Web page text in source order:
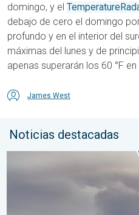
domingo, y el
debajo de cero el domingo
profundo y en el interior del
máximas del lunes y de
apenas superarán los 60 °F
James West
Noticias destacadas
Los incendios forestales se